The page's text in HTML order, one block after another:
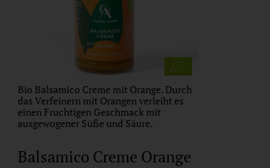
Bio Balsamico Creme mit Orange. Durch
das Verfeinern mit Orangen verleiht es
einen Fruchtigen Geschmack mit
ausgewogener Süße und Säure.
Balsamico Creme Orange